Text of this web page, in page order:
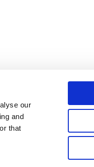
our
and
that